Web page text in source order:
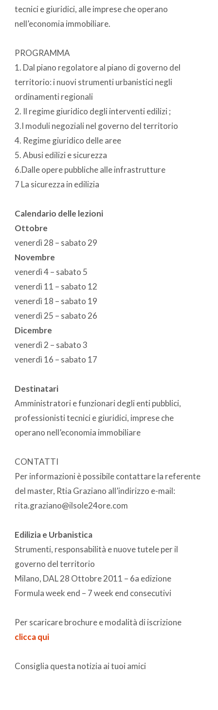
tecnici e giuridici, alle imprese che operano
nell’economia immobiliare.
PROGRAMMA
1. Dal piano regolatore al piano di governo del
territorio: i nuovi strumenti urbanistici negli
ordinamenti regionali
2. Il regime giuridico degli interventi edilizi ;
3.I moduli negoziali nel governo del territorio
4. Regime giuridico delle aree
5. Abusi edilizi e sicurezza
6.Dalle opere pubbliche alle infrastrutture
7 La sicurezza in edilizia
Calendario delle lezioni
Ottobre
venerdì 28 – sabato 29
Novembre
venerdì 4 – sabato 5
venerdì 11 – sabato 12
venerdì 18 – sabato 19
venerdì 25 – sabato 26
Dicembre
venerdì 2 – sabato 3
venerdì 16 – sabato 17
Destinatari
Amministratori e funzionari degli enti pubblici,
professionisti tecnici e giuridici, imprese che
operano nell’economia immobiliare
CONTATTI
Per informazioni è possibile contattare la referente
del master, Rtia Graziano all’indirizzo e-mail:
rita.graziano@ilsole24ore.com
Edilizia e Urbanistica
Strumenti, responsabilità e nuove tutele per il
governo del territorio
Milano, DAL 28 Ottobre 2011 – 6a edizione
Formula week end – 7 week end consecutivi
Per scaricare brochure e modalità di iscrizione
clicca qui
Consiglia questa notizia ai tuoi amici